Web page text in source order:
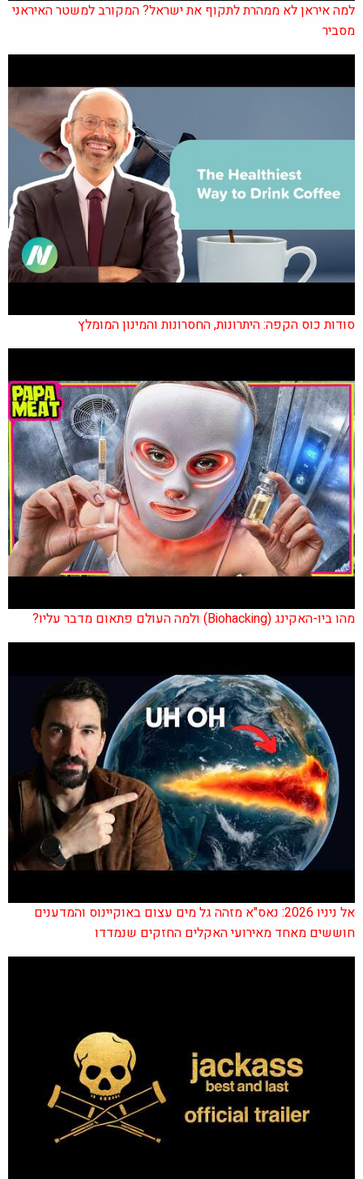
למה איראן לא ממהרת לתקוף את ישראל? המקורב למשטר האיראני
מסביר
סודות כוס הקפה: היתרונות, החסרונות והמינון המומלץ
מהו ביו-האקינג (Biohacking) ולמה העולם פתאום מדבר עליו?
אל ניניו 2026: נאס"א מזהה גל מים עצום באוקיינוס והמדענים
חוששים מאחד מאירועי האקלים החזקים שנמדדו